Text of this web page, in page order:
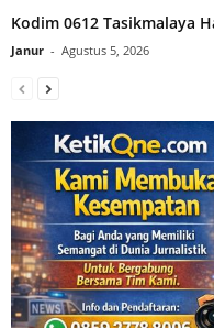
Kodim 0612 Tasikmalaya
Janur - Agustus 5, 2026